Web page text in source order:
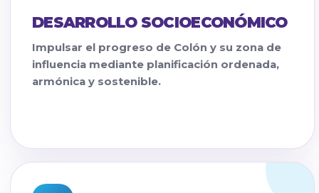
DESARROLLO SOCIOECONÓMICO
Impulsar el progreso de Colón y su zona de
influencia mediante planificación ordenada,
armónica y sostenible.